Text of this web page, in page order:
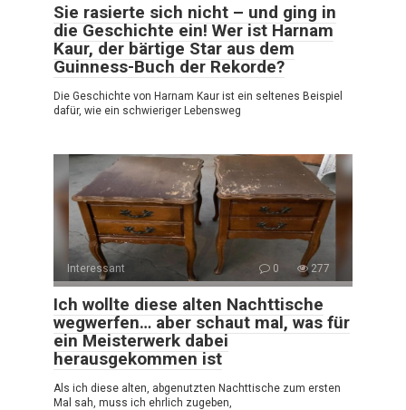
Sie rasierte sich nicht – und ging in
die Geschichte ein! Wer ist Harnam
Kaur, der bärtige Star aus dem
Guinness-Buch der Rekorde?
Die Geschichte von Harnam Kaur ist ein seltenes Beispiel
dafür, wie ein schwieriger Lebensweg
Interessant 0 277
Ich wollte diese alten Nachttische
wegwerfen… aber schaut mal, was für
ein Meisterwerk dabei
herausgekommen ist
Als ich diese alten, abgenutzten Nachttische zum ersten
Mal sah, muss ich ehrlich zugeben,